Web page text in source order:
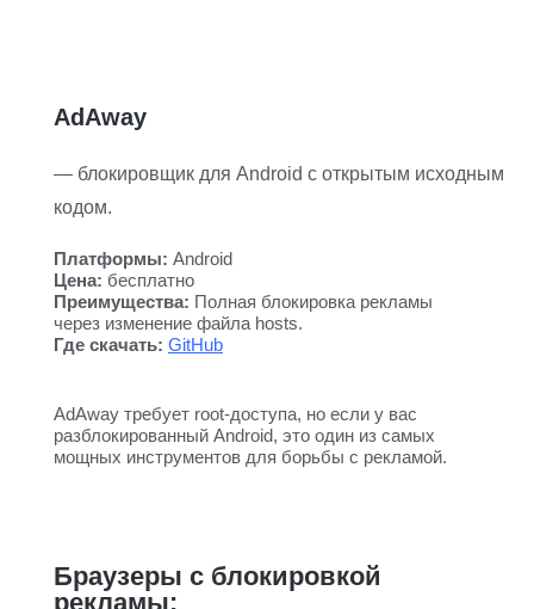
AdAway
— блокировщик для Android с открытым исходным
кодом.
Платформы: Android
Цена: бесплатно
Преимущества: Полная блокировка рекламы
через изменение файла hosts.
Где скачать: GitHub
AdAway требует root-доступа, но если у вас
разблокированный Android, это один из самых
мощных инструментов для борьбы с рекламой.
Браузеры с блокировкой
рекламы: